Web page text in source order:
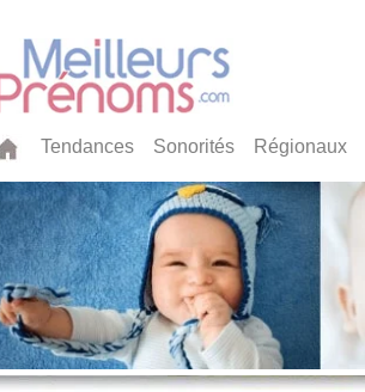
Tendances Sonorités Régionaux